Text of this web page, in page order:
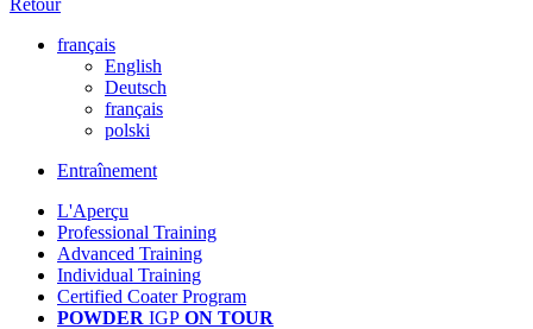
français
English
Deutsch
français
polski
Entraînement
L'Aperçu
Professional Training
Advanced Training
Individual Training
Certified Coater Program
POWDER IGP ON TOUR